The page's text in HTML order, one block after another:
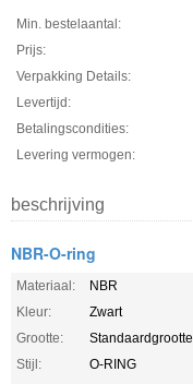
Min. bestelaantal:
Prijs:
Verpakking Details:
Levertijd:
Betalingscondities:
Levering vermogen:
beschrijving
NBR-O-ring
Materiaal:
NBR
Kleur:
Zwart
Grootte:
Standaardgrootte
Stijl:
O-RING